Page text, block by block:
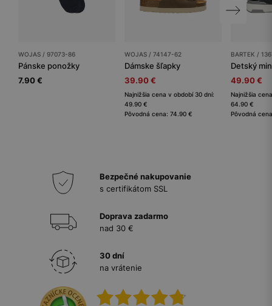
WOJAS / 97073-86
Pánske ponožky
7.90 €
WOJAS / 74147-62
Dámske šľapky
39.90 €
Najnižšia cena v období 30 dní:
49.90 €
Pôvodná cena: 74.90 €
BARTEK /
49.90 €
Najnižšia
64.90 €
Pôvodná
Bezpečné nakupovanie
s certifikátom SSL
Doprava zadarmo
nad 30 €
30 dní
na vrátenie